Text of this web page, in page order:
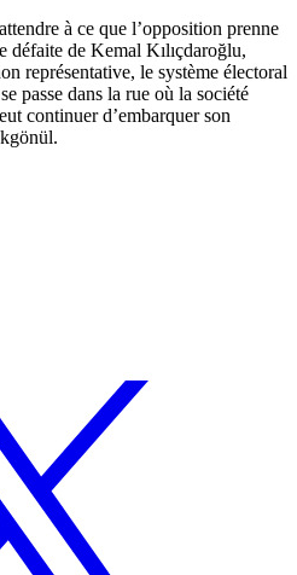
à ce que l’opposition prenne
défaite de Kemal Kılıçdaroğlu,
représentative, le système électoral
passe dans la rue où la société
continuer d’embarquer son